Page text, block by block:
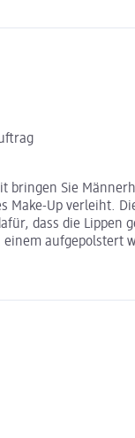
bringen Sie
Make-Up verleiht.
dass die Lippen
aufgepolstert